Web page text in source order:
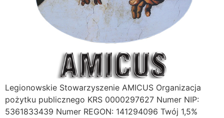
Legionowskie Stowarzyszenie AMICUS Organizacja
pożytku publicznego KRS 0000297627 Numer NIP:
5361833439 Numer REGON: 141294096 Twój 1,5%